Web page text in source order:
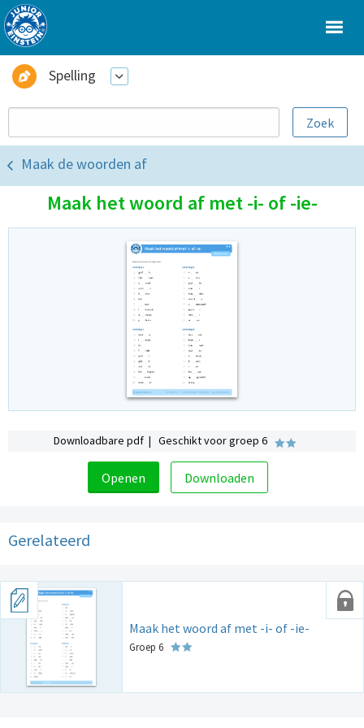
Spelling
Maak de woorden af
Maak het woord af met -i- of -ie-
Downloadbare pdf | Geschikt voor groep 6
Openen Downloaden
Gerelateerd
Maak het woord af met -i- of -ie-
Groep 6